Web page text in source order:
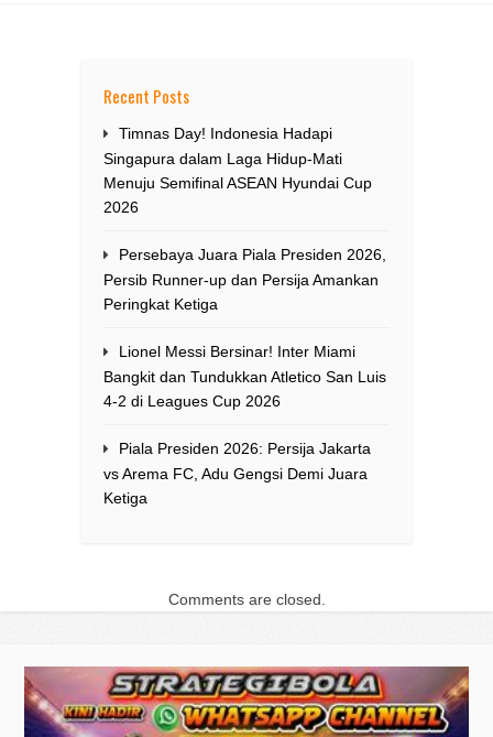
Recent Posts
Timnas Day! Indonesia Hadapi
Singapura dalam Laga Hidup-Mati
Menuju Semifinal ASEAN Hyundai Cup
2026
Persebaya Juara Piala Presiden 2026,
Persib Runner-up dan Persija Amankan
Peringkat Ketiga
Lionel Messi Bersinar! Inter Miami
Bangkit dan Tundukkan Atletico San Luis
4-2 di Leagues Cup 2026
Piala Presiden 2026: Persija Jakarta
vs Arema FC, Adu Gengsi Demi Juara
Ketiga
Comments are closed.